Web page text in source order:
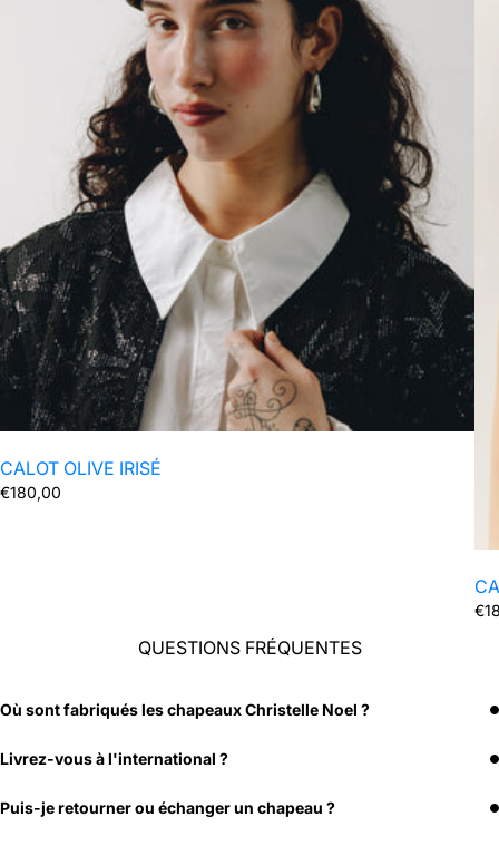
CALOT OLIVE IRISÉ
Prix
€180,00
QUESTIONS FRÉQUENTES
Où sont fabriqués les chapeaux Christelle Noel ?
Livrez-vous à l'international ?
Puis-je retourner ou échanger un chapeau ?